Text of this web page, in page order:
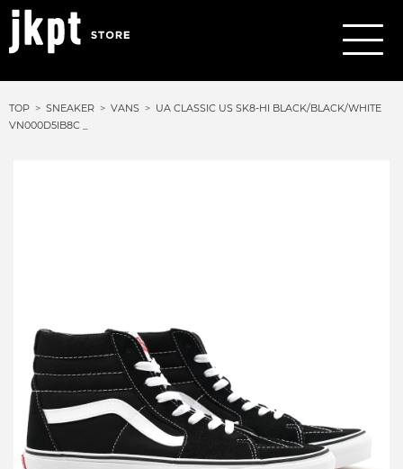
TOP SNEAKER VANS
UA CLASSIC US SK8-HI BLACK/BLACK/WHITE
VN000D5IB8C _